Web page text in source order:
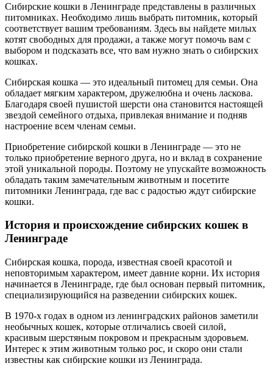
Сибирские кошки в Ленинграде представлены в различных
питомниках. Необходимо лишь выбрать питомник, который
соответствует вашим требованиям. Здесь вы найдете милых
котят свободных для продажи, а также могут помочь вам с
выбором и подсказать все, что вам нужно знать о сибирских
кошках.
Сибирская кошка — это идеальный питомец для семьи. Она
обладает мягким характером, дружелюбна и очень ласкова.
Благодаря своей пушистой шерсти она становится настоящей
звездой семейного отдыха, привлекая внимание и подняв
настроение всем членам семьи.
Приобретение сибирской кошки в Ленинграде — это не
только приобретение верного друга, но и вклад в сохранение
этой уникальной породы. Поэтому не упускайте возможность
обладать таким замечательным животным и посетите
питомники Ленинграда, где вас с радостью ждут сибирские
кошки.
История и происхождение сибирских кошек в
Ленинграде
Сибирская кошка, порода, известная своей красотой и
неповторимым характером, имеет давние корни. Их история
начинается в Ленинграде, где был основан первый питомник,
специализирующийся на разведении сибирских кошек.
В 1970-х годах в одном из ленинградских районов заметили
необычных кошек, которые отличались своей силой,
красивым шерстяным покровом и прекрасным здоровьем.
Интерес к этим животным только рос, и скоро они стали
известны как сибирские кошки из Ленинграда.